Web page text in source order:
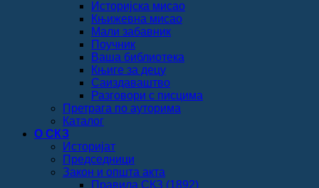
Историјска мисао
Књижевна мисао
Мали забавник
Поучник
Ваша библиотека
Књиге за децу
Саиздаваштво
Разговори с писцима
Претрага по ауторима
Каталог
О СКЗ
Историјат
Председници
Закон и општа акта
Правила СКЗ (1892)